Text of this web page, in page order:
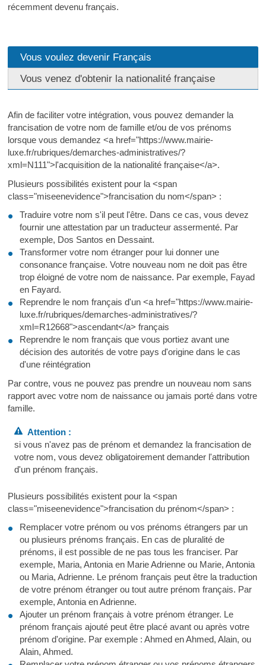
récemment devenu français.
Vous voulez devenir Français
Vous venez d'obtenir la nationalité française
Afin de faciliter votre intégration, vous pouvez demander la
francisation de votre nom de famille et/ou de vos prénoms
lorsque vous demandez <a href="https://www.mairie-
luxe.fr/rubriques/demarches-administratives/?
xml=N111">l'acquisition de la nationalité française</a>.
Plusieurs possibilités existent pour la <span
class="miseenevidence">francisation du nom</span> :
Traduire votre nom s'il peut l'être. Dans ce cas, vous devez
fournir une attestation par un traducteur assermenté. Par
exemple, Dos Santos en Dessaint.
Transformer votre nom étranger pour lui donner une
consonance française. Votre nouveau nom ne doit pas être
trop éloigné de votre nom de naissance. Par exemple, Fayad
en Fayard.
Reprendre le nom français d'un <a href="https://www.mairie-
luxe.fr/rubriques/demarches-administratives/?
xml=R12668">ascendant</a> français
Reprendre le nom français que vous portiez avant une
décision des autorités de votre pays d'origine dans le cas
d'une réintégration
Par contre, vous ne pouvez pas prendre un nouveau nom sans
rapport avec votre nom de naissance ou jamais porté dans votre
famille.
Attention :
si vous n'avez pas de prénom et demandez la francisation de
votre nom, vous devez obligatoirement demander l'attribution
d'un prénom français.
Plusieurs possibilités existent pour la <span
class="miseenevidence">francisation du prénom</span> :
Remplacer votre prénom ou vos prénoms étrangers par un
ou plusieurs prénoms français. En cas de pluralité de
prénoms, il est possible de ne pas tous les franciser. Par
exemple, Maria, Antonia en Marie Adrienne ou Marie, Antonia
ou Maria, Adrienne. Le prénom français peut être la traduction
de votre prénom étranger ou tout autre prénom français. Par
exemple, Antonia en Adrienne.
Ajouter un prénom français à votre prénom étranger. Le
prénom français ajouté peut être placé avant ou après votre
prénom d'origine. Par exemple : Ahmed en Ahmed, Alain, ou
Alain, Ahmed.